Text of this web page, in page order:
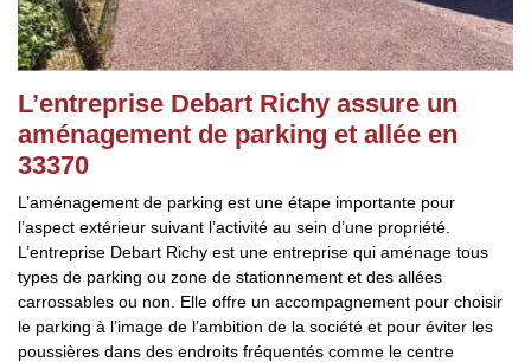
L’entreprise Debart Richy assure un
aménagement de parking et allée en
33370
L’aménagement de parking est une étape importante pour
l’aspect extérieur suivant l’activité au sein d’une propriété.
L’entreprise Debart Richy est une entreprise qui aménage tous
types de parking ou zone de stationnement et des allées
carrossables ou non. Elle offre un accompagnement pour choisir
le parking à l’image de l’ambition de la société et pour éviter les
poussières dans des endroits fréquentés comme le centre